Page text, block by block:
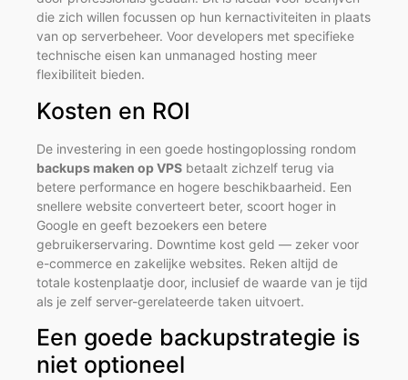
die zich willen focussen op hun kernactiviteiten in plaats
van op serverbeheer. Voor developers met specifieke
technische eisen kan unmanaged hosting meer
flexibiliteit bieden.
Kosten en ROI
De investering in een goede hostingoplossing rondom
backups maken op VPS betaalt zichzelf terug via
betere performance en hogere beschikbaarheid. Een
snellere website converteert beter, scoort hoger in
Google en geeft bezoekers een betere
gebruikerservaring. Downtime kost geld — zeker voor
e-commerce en zakelijke websites. Reken altijd de
totale kostenplaatje door, inclusief de waarde van je tijd
als je zelf server-gerelateerde taken uitvoert.
Een goede backupstrategie is
niet optioneel